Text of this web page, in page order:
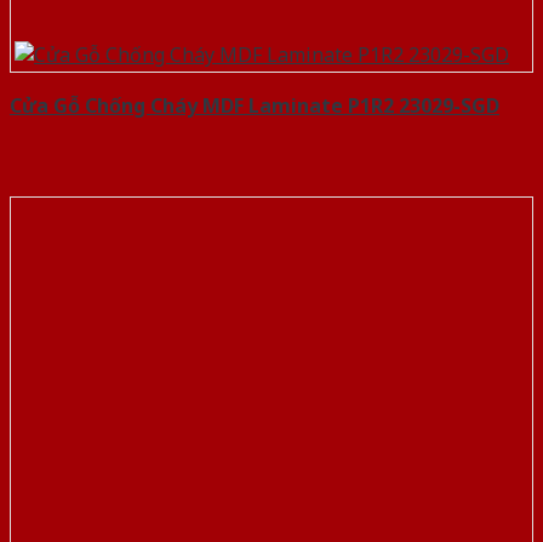
Cửa Gỗ Chống Cháy MDF Laminate P1R2 23029-SGD